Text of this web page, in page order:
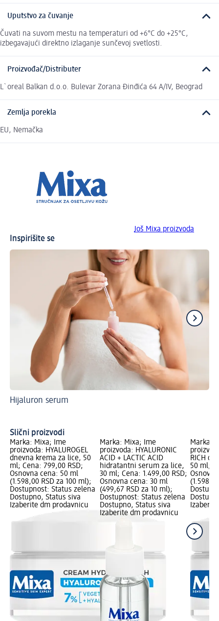
Uputstvo za čuvanje
Čuvati na suvom mestu na temperaturi od +6°C do +25°C,
izbegavajući direktno izlaganje sunčevoj svetlosti.
Proizvođač/Distributer
L`oreal Balkan d.o.o. Bulevar Zorana Đinđića 64 A/IV, Beograd
Zemlja porekla
EU, Nemačka
Još Mixa proizvoda
Inspirišite se
Hijaluron serum
Slični proizvodi
Marka: Mixa; Ime
proizvoda: HYALUROGEL
dnevna krema za lice, 50
ml; Cena: 799,00 RSD;
Osnovna cena: 50 ml
(1.598,00 RSD za 100 ml);
Dostupnost: Status zelena
Dostupno, Status siva
Izaberite dm prodavnicu
Marka: Mixa; Ime
proizvoda: HYALURONIC
ACID + LACTIC ACID
hidratantni serum za lice,
30 ml; Cena: 1.499,00 RSD;
Osnovna cena: 30 ml
(499,67 RSD za 10 ml);
Dostupnost: Status zelena
Dostupno, Status siva
Izaberite dm prodavnicu
Marka:
RICH
50 ml;